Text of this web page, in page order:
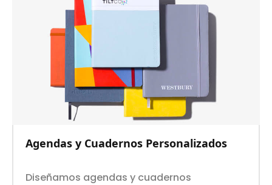
Agendas y Cuadernos Personalizados
Diseñamos agendas y cuadernos